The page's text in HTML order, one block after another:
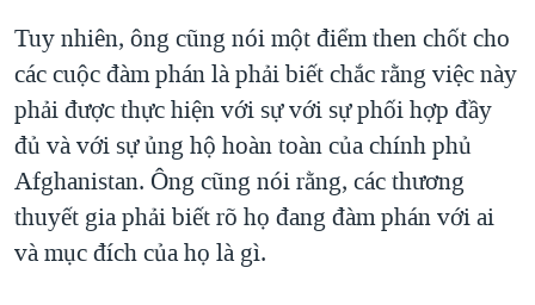
VĂN HOÁ
THỂ THAO
GIÁO DỤC
GROUND ZERO – XƯA VÀ NAY
CÁC GIÁ TRỊ CỘNG HÒA Ở VIỆT NAM
THƯỢNG ĐỈNH TRUMP-KIM TẠI VIỆT NAM
TRỊNH VĨNH BÌNH VS. CHÍNH PHỦ VIỆT NAM
NGƯ DÂN VIỆT VÀ LÀN SÓNG TRỘM HẢI SÂM
Ngôn ngữ khác
Tuy nhiên, ông cũng nói một điểm then chốt cho
các cuộc đàm phán là phải biết chắc rằng việc này
phải được thực hiện với sự với sự phối hợp đầy
đủ và với sự ủng hộ hoàn toàn của chính phủ
Afghanistan. Ông cũng nói rằng, các thương
thuyết gia phải biết rõ họ đang đàm phán với ai
và mục đích của họ là gì.